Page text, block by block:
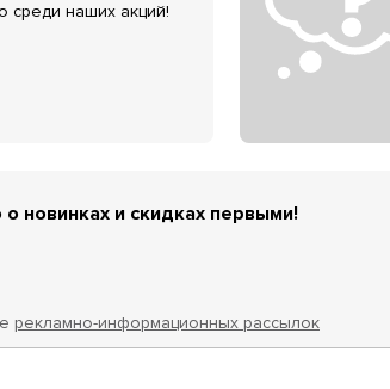
среди наших акций!
новинках и скидках первыми!
рекламно-информационных рассылок